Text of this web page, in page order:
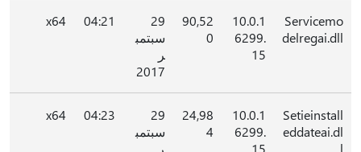
Servicemo
delregai.dll
10.0.1
6299.
15
90,52
0
29
سبتمب
ر
2017
04:21
x64
Setieinstall
eddateai.dl
l
10.0.1
6299.
15
24,98
4
29
سبتمب
ر
04:23
x64